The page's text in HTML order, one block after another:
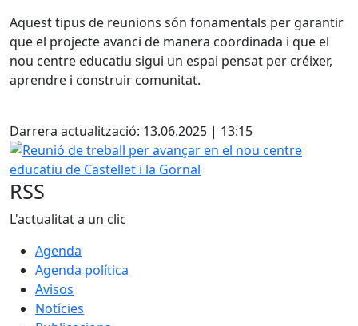
Aquest tipus de reunions són fonamentals per garantir
que el projecte avanci de manera coordinada i que el
nou centre educatiu sigui un espai pensat per créixer,
aprendre i construir comunitat.
Darrera actualització: 13.06.2025 | 13:15
Reunió de treball per avançar en el nou centre educatiu
RSS
L'actualitat a un clic
Agenda
Agenda política
Avisos
Notícies